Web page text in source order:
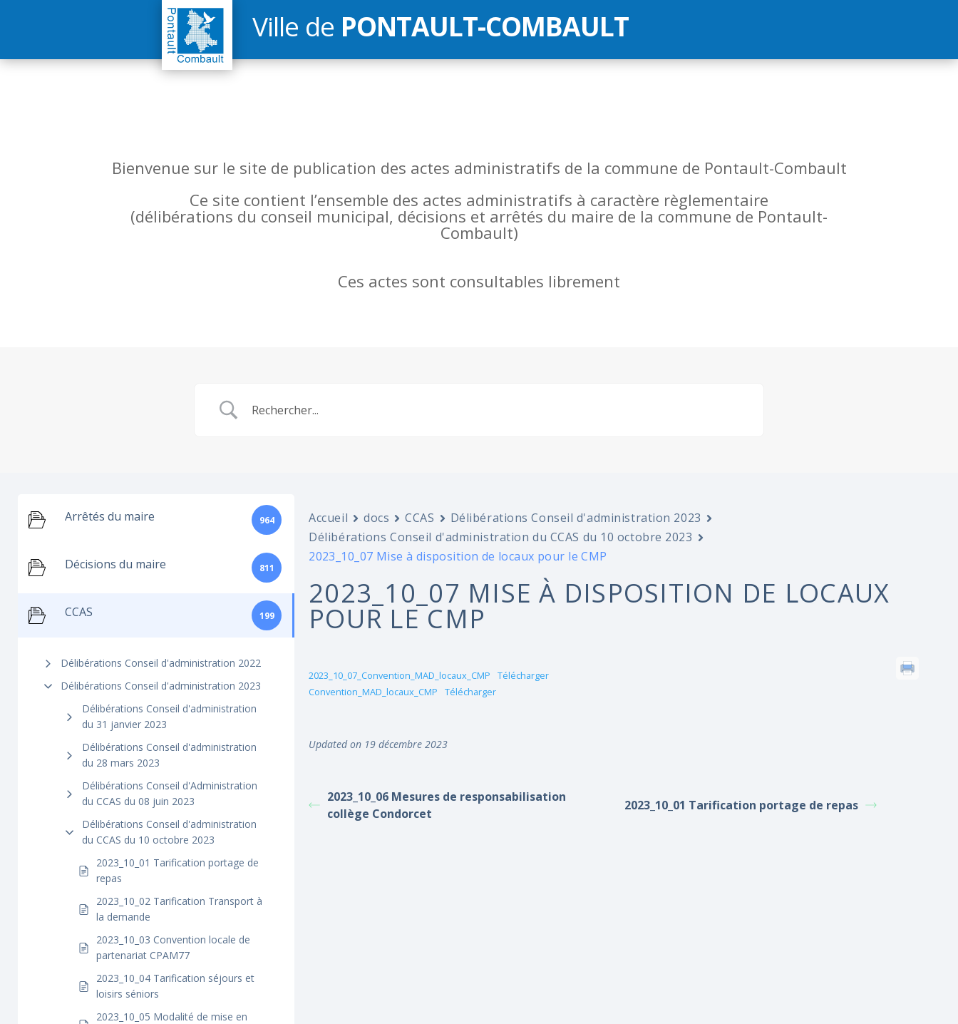
Ville de PONTAULT-COMBAULT
Bienvenue sur le site de publication des actes administratifs de la commune de Pontault-Combault
Ce site contient l’ensemble des actes administratifs à caractère règlementaire
(délibérations du conseil municipal, décisions et arrêtés du maire de la commune de Pontault-
Combault)
Ces actes sont consultables librement
Arrêtés du maire 964
Décisions du maire 811
CCAS 199
Délibérations Conseil d'administration 2022
Délibérations Conseil d'administration 2023
Délibérations Conseil d'administration
du 31 janvier 2023
Délibérations Conseil d'administration
du 28 mars 2023
Délibérations Conseil d'Administration
du CCAS du 08 juin 2023
Délibérations Conseil d'administration
du CCAS du 10 octobre 2023
2023_10_01 Tarification portage de
repas
2023_10_02 Tarification Transport à
la demande
2023_10_03 Convention locale de
partenariat CPAM77
2023_10_04 Tarification séjours et
loisirs séniors
2023_10_05 Modalité de mise en
Accueil docs CCAS
Délibérations Conseil d'administration 2023
Délibérations Conseil d'administration du CCAS du 10 octobre 2023
2023_10_07 Mise à disposition de locaux pour le CMP
2023_10_07 MISE À DISPOSITION DE LOCAUX
POUR LE CMP
2023_10_07_Convention_MAD_locaux_CMP
Télécharger
Convention_MAD_locaux_CMP
Télécharger
Updated on 19 décembre 2023
2023_10_06 Mesures de responsabilisation
collège Condorcet
2023_10_01 Tarification portage de repas